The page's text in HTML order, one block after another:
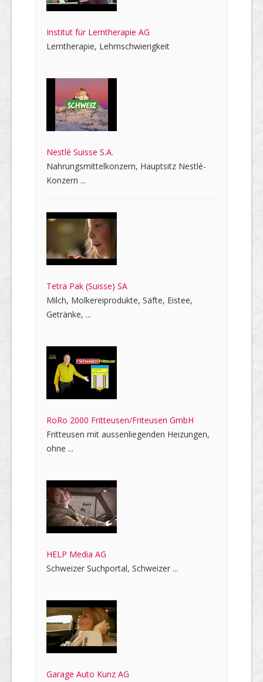
Institut für Lerntherapie AG
Lerntherapie, Lehrnschwierigkeit
Nestlé Suisse S.A.
Nahrungsmittelkonzern, Hauptsitz Nestlé-
Konzern ...
Tetra Pak (Suisse) SA
Milch, Molkereiprodukte, Säfte, Eistee,
Getränke, ...
RoRo 2000 Fritteusen/Friteusen GmbH
Fritteusen mit aussenliegenden Heizungen,
ohne ...
HELP Media AG
Schweizer Suchportal, Schweizer ...
Garage Auto Kunz AG